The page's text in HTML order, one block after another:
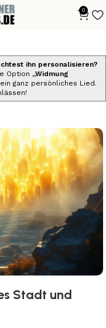
0
Songs
ihn personalisieren?
Option „Widmung
ganz persönliches Lied.
Stadt und